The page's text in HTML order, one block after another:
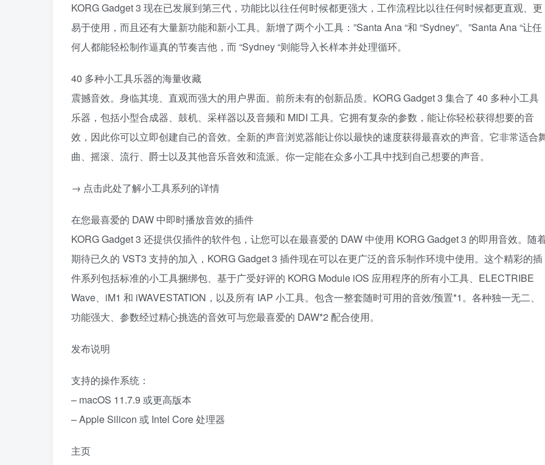
KORG Gadget 3 现在已发展到第三代，功能比以往任何时候都更强大，工作流程比以往任何时候都更直观、更
易于使用，而且还有大量新功能和新小工具。新增了两个小工具：”Santa Ana “和 “Sydney”。”Santa Ana “让任
何人都能轻松制作逼真的节奏吉他，而 “Sydney “则能导入长样本并处理循环。
40 多种小工具乐器的海量收藏
震撼音效。身临其境、直观而强大的用户界面。前所未有的创新品质。KORG Gadget 3 集合了 40 多种小工具
乐器，包括小型合成器、鼓机、采样器以及音频和 MIDI 工具。它拥有复杂的参数，能让你轻松获得想要的音
效，因此你可以立即创建自己的音效。全新的声音浏览器能让你以最快的速度获得最喜欢的声音。它非常适合
曲、摇滚、流行、爵士以及其他音乐音效和流派。你一定能在众多小工具中找到自己想要的声音。
→ 点击此处了解小工具系列的详情
在您最喜爱的 DAW 中即时播放音效的插件
KORG Gadget 3 还提供仅插件的软件包，让您可以在最喜爱的 DAW 中使用 KORG Gadget 3 的即用音效。随
期待已久的 VST3 支持的加入，KORG Gadget 3 插件现在可以在更广泛的音乐制作环境中使用。这个精彩的插
件系列包括标准的小工具捆绑包、基于广受好评的 KORG Module iOS 应用程序的所有小工具、ELECTRIBE
Wave、iM1 和 iWAVESTATION，以及所有 IAP 小工具。包含一整套随时可用的音效/预置*1。各种独一无二、
功能强大、参数经过精心挑选的音效可与您最喜爱的 DAW*2 配合使用。
发布说明
支持的操作系统：
– macOS 11.7.9 或更高版本
– Apple Silicon 或 Intel Core 处理器
主页